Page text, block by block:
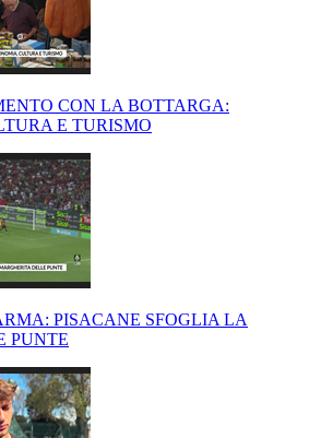
CON LA BOTTARGA:
E TURISMO
PISACANE SFOGLIA LA
PUNTE